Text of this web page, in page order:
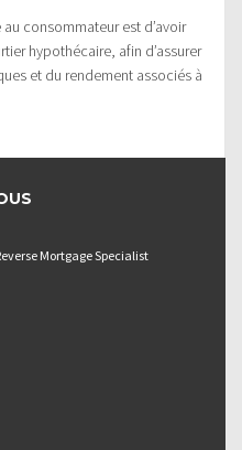
consommateur est d’avoir
hypothécaire, afin d’assurer
et du rendement associés à
Mortgage Specialist